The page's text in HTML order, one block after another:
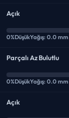
Açık
0%DüşükYağış: 0.0 mm
Parçalı Az Bulutlu
0%DüşükYağış: 0.0 mm
Açık